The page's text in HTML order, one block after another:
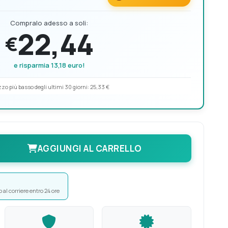
Compralo adesso a soli:
€22,44
e risparmia 13,18 euro!
più basso degli ultimi 30 giorni: 25,33 €
AGGIUNGI AL CARRELLO
al corriere entro 24 ore